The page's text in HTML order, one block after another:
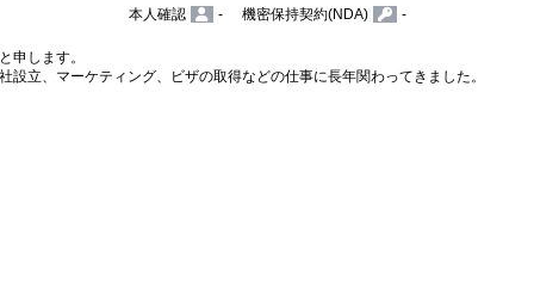
本人確認
- 機密保持契約(NDA) -
申します。
設立、マーケティング、ビザの取得などの仕事に長年関わってきました。